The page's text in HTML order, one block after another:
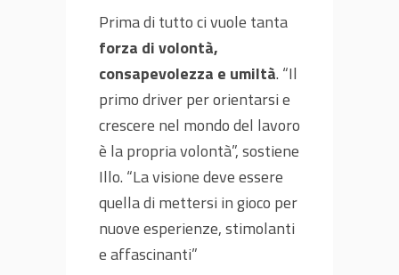
Prima di tutto ci vuole tanta
forza di volontà,
consapevolezza e umiltà. “Il
primo driver per orientarsi e
crescere nel mondo del lavoro
è la propria volontà”, sostiene
Illo. “La visione deve essere
quella di mettersi in gioco per
nuove esperienze, stimolanti
e affascinanti”